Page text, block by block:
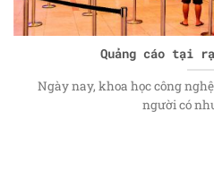
Quảng cáo tại
Ngày nay, khoa học công
người có